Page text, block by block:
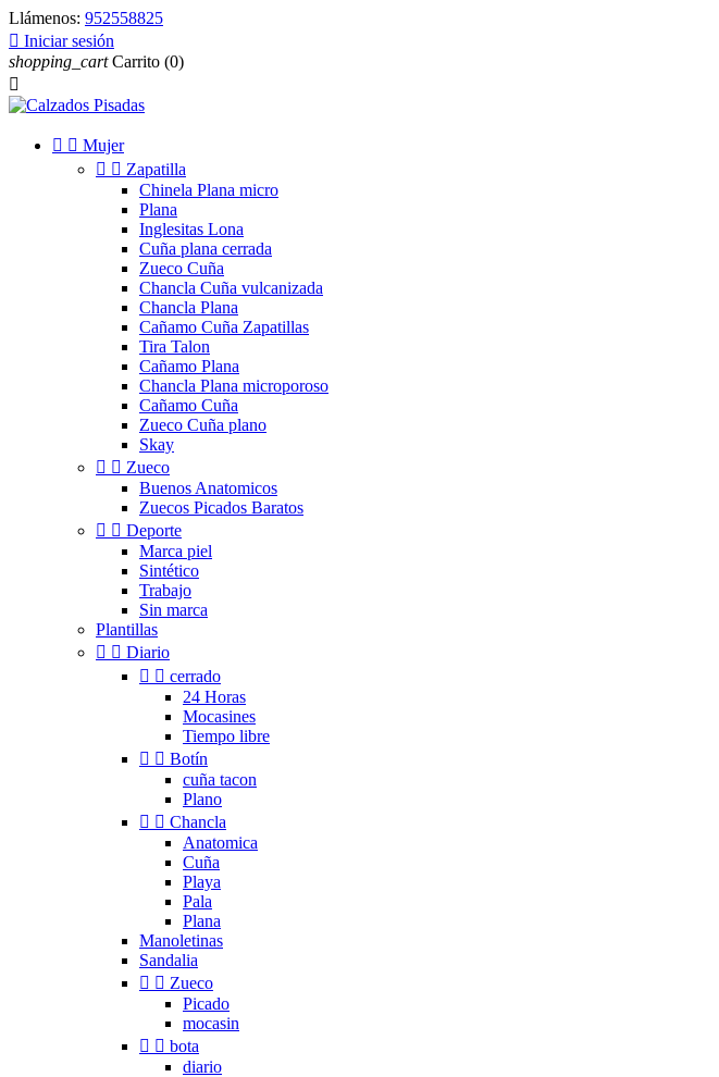
Llámenos: 952558825
 Iniciar sesión
shopping_cart Carrito (0)

  Mujer
  Zapatilla
Chinela Plana micro
Plana
Inglesitas Lona
Cuña plana cerrada
Zueco Cuña
Chancla Cuña vulcanizada
Chancla Plana
Cañamo Cuña Zapatillas
Tira Talon
Cañamo Plana
Chancla Plana microporoso
Cañamo Cuña
Zueco Cuña plano
Skay
  Zueco
Buenos Anatomicos
Zuecos Picados Baratos
  Deporte
Marca piel
Sintético
Trabajo
Sin marca
Plantillas
  Diario
  cerrado
24 Horas
Mocasines
Tiempo libre
  Botín
cuña tacon
Plano
  Chancla
Anatomica
Cuña
Playa
Pala
Plana
Manoletinas
Sandalia
  Zueco
Picado
mocasin
  bota
diario